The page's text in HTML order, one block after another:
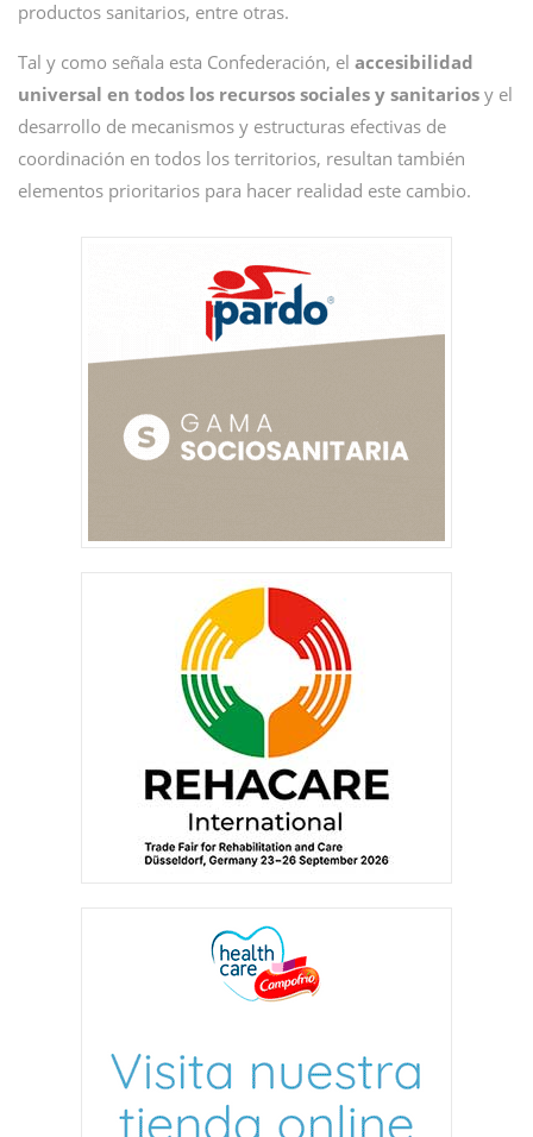
productos sanitarios, entre otras.
Tal y como señala esta Confederación, el accesibilidad
universal en todos los recursos sociales y sanitarios y el
desarrollo de mecanismos y estructuras efectivas de
coordinación en todos los territorios, resultan también
elementos prioritarios para hacer realidad este cambio.